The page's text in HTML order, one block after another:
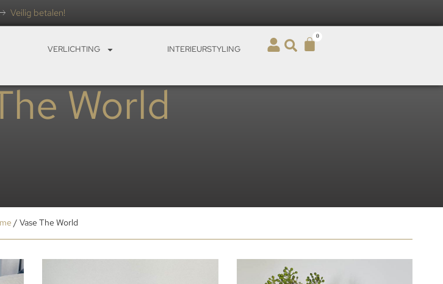
Veilig betalen!
VERLICHTING INTERIEURSTYLING
0
World
/ Vase The World